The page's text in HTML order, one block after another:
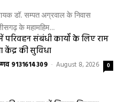
डॉ. सम्पत अग्रवाल के निवास
के महामहिम...
परिवहन संबंधी कार्यों के लिए राम
केंद्र की सुविधा
9131614309 - August 8, 2026 0